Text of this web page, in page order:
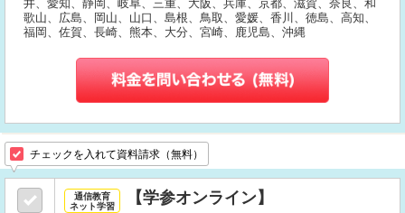
井、愛知、静岡、岐阜、三重、大阪、兵庫、京都、滋賀、奈良、和
歌山、広島、岡山、山口、島根、鳥取、愛媛、香川、徳島、高知、
福岡、佐賀、長崎、熊本、大分、宮崎、鹿児島、沖縄
チェックを入れて資料請求（無料）
通信教育
ネット学習
【学参オンライン】